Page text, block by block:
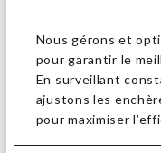
Nous gérons et
pour garantir le
En surveillant
ajustons les
pour maximiser